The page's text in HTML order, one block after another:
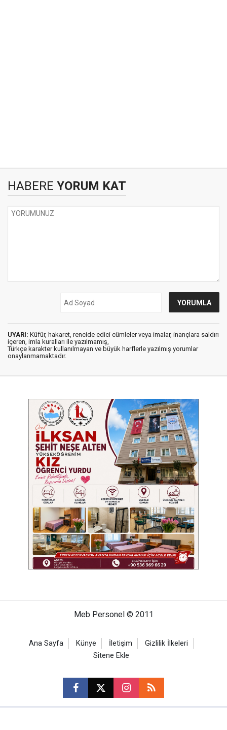
HABERE YORUM KAT
UYARI: Küfür, hakaret, rencide edici cümleler veya imalar, inançlara saldırı
içeren, imla kuralları ile yazılmamış,
Türkçe karakter kullanılmayan ve büyük harflerle yazılmış yorumlar
onaylanmamaktadır.
Meb Personel © 2011
Ana Sayfa Künye İletişim
Gizlilik İlkeleri
Sitene Ekle